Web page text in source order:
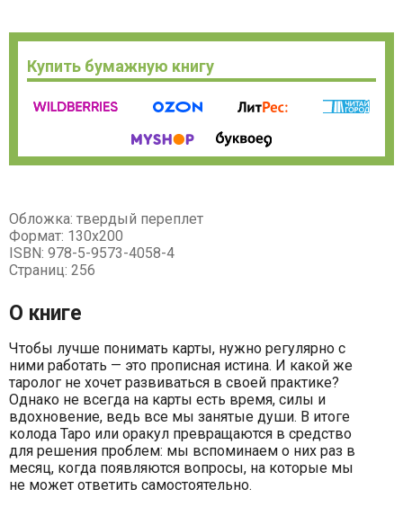
Купить бумажную книгу
Обложка: твердый переплет
Формат: 130х200
ISBN: 978-5-9573-4058-4
Страниц: 256
О книге
Чтобы лучше понимать карты, нужно регулярно с
ними работать — это прописная истина. И какой же
таролог не хочет развиваться в своей практике?
Однако не всегда на карты есть время, силы и
вдохновение, ведь все мы занятые души. В итоге
колода Таро или оракул превращаются в средство
для решения проблем: мы вспоминаем о них раз в
месяц, когда появляются вопросы, на которые мы
не может ответить самостоятельно.